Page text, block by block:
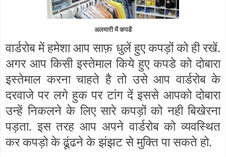
अलमारी में कपडें
वार्डरोब में हमेशा आप साफ़ धुलें हुए कपड़ों को ही रखें.
अगर आप किसी इस्तेमाल किये हुए कपडे को दोबारा
इस्तेमाल करना चाहते है तो उसे आप वार्डरोब के
दरवाजे पर लगे हुक पर टांग दें इससे आपको दोबारा
उन्हें निकलने के लिए सारे कपड़ों को नही बिखेरना
पड़ता. इस तरह आप अपने वार्डरोब को व्यवस्थित
कर कपड़ो के ढूंढने के झंझट से मुक्ति पा सकते हो.